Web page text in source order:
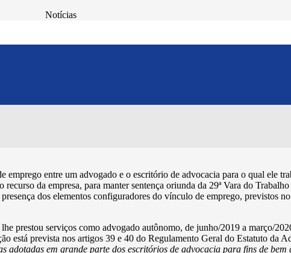
Notícias
escritório na condição de
entre um advogado e o escritório de advocacia para o qual ele
da empresa, para manter sentença oriunda da 29ª Vara do
dos elementos configuradores do vínculo de emprego, previstos
prestou serviços como advogado autônomo, de junho/2019 a março/
está prevista nos artigos 39 e 40 do Regulamento Geral do Estatuto da
adotadas em grande parte dos escritórios de advocacia para fins de